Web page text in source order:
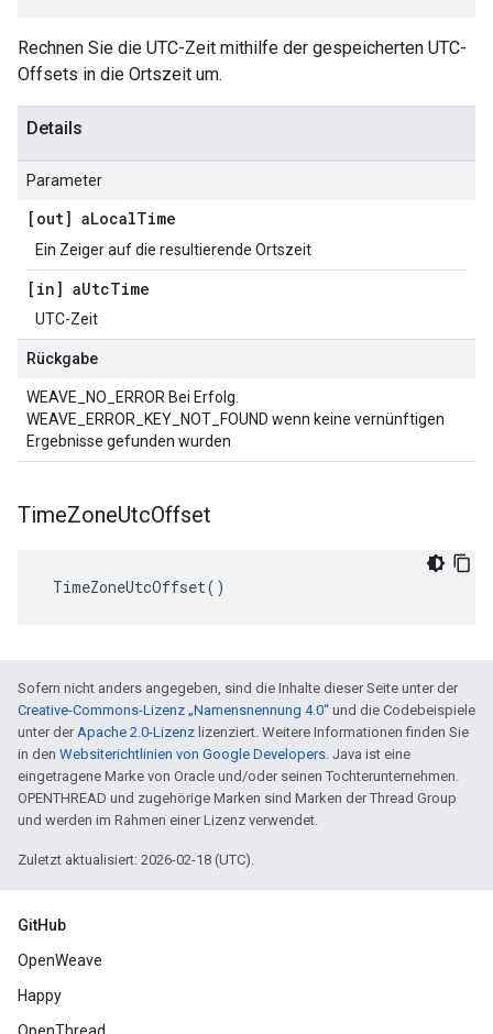
Rechnen Sie die UTC-Zeit mithilfe der gespeicherten UTC-
Offsets in die Ortszeit um.
Details
Parameter
[out] aLocalTime
Ein Zeiger auf die resultierende Ortszeit
[in] aUtcTime
UTC-Zeit
Rückgabe
WEAVE_NO_ERROR Bei Erfolg.
WEAVE_ERROR_KEY_NOT_FOUND wenn keine vernünftigen
Ergebnisse gefunden wurden
TimeZoneUtcOffset
TimeZoneUtcOffset()
Sofern nicht anders angegeben, sind die Inhalte dieser Seite unter der
Creative-Commons-Lizenz „Namensnennung 4.0“ und die Codebeispiele
unter derApache 2.0-Lizenz lizenziert. Weitere Informationen finden Sie
in den Websiterichtlinien von Google Developers. Java ist eine
eingetragene Marke von Oracle und/oder seinen Tochterunternehmen.
OPENTHREAD und zugehörige Marken sind Marken der Thread Group
und werden im Rahmen einer Lizenz verwendet.
Zuletzt aktualisiert: 2026-02-18 (UTC).
GitHub
OpenWeave
Happy